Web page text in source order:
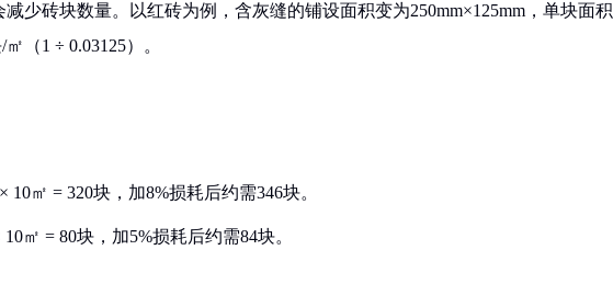
少砖块数量。以红砖为例，含灰缝的铺设面积变为250mm×125mm，单块面积
（1 ÷ 0.03125）。
㎡ = 320块，加8%损耗后约需346块。
㎡ = 80块，加5%损耗后约需84块。